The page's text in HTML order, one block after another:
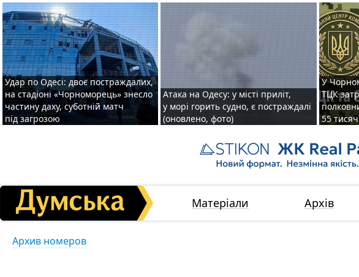
Удар по Одесі: двоє постраждалих,
на стадіоні «Чорноморець» знесло
частину даху, суботній матч
під загрозою
Атака на Одесу: у місті приліт,
у морі горить судно, є постраждалі
(оновлено, фото)
У
ТЦК
55
Матеріали Архів
Архив номеров